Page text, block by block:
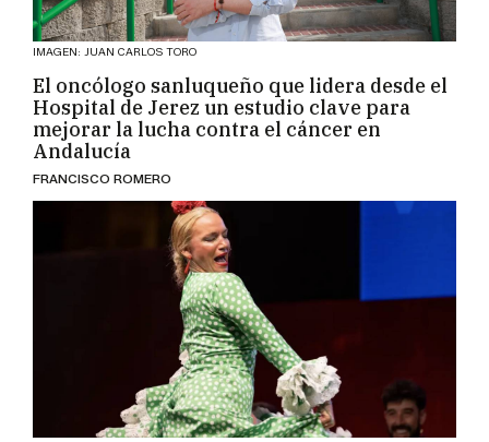
IMAGEN: JUAN CARLOS TORO
El oncólogo sanluqueño que lidera desde el
Hospital de Jerez un estudio clave para
mejorar la lucha contra el cáncer en
Andalucía
FRANCISCO ROMERO